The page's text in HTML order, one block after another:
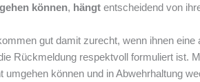
können, hängt entscheidend von
gut damit zurecht, wenn ihnen
Rückmeldung respektvoll formuliert ist.
können und in Abwehrhaltung